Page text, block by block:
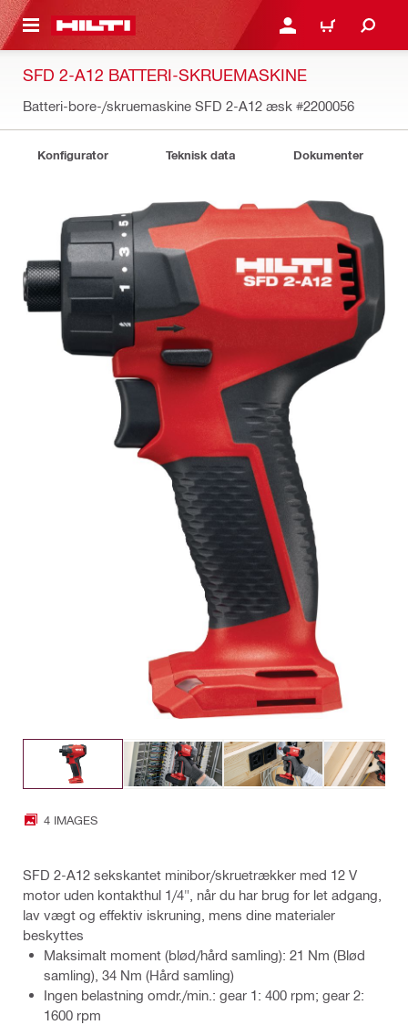
HOVEDINDHOLD LOG IND ELLER
INDKØBSKURV
SFD 2-A12 BATTERI-SKRUEMASKINE
Batteri-bore-/skruemaskine SFD 2-A12 æsk #2200056
Konfigurator Teknisk data Dokumenter
4 IMAGES
SFD 2-A12 sekskantet minibor/skruetrækker med 12 V
motor uden kontakthul 1/4", når du har brug for let adgang,
lav vægt og effektiv iskruning, mens dine materialer
beskyttes
Maksimalt moment (blød/hård samling): 21 Nm (Blød
samling), 34 Nm (Hård samling)
Ingen belastning omdr./min.: gear 1: 400 rpm; gear 2:
1600 rpm